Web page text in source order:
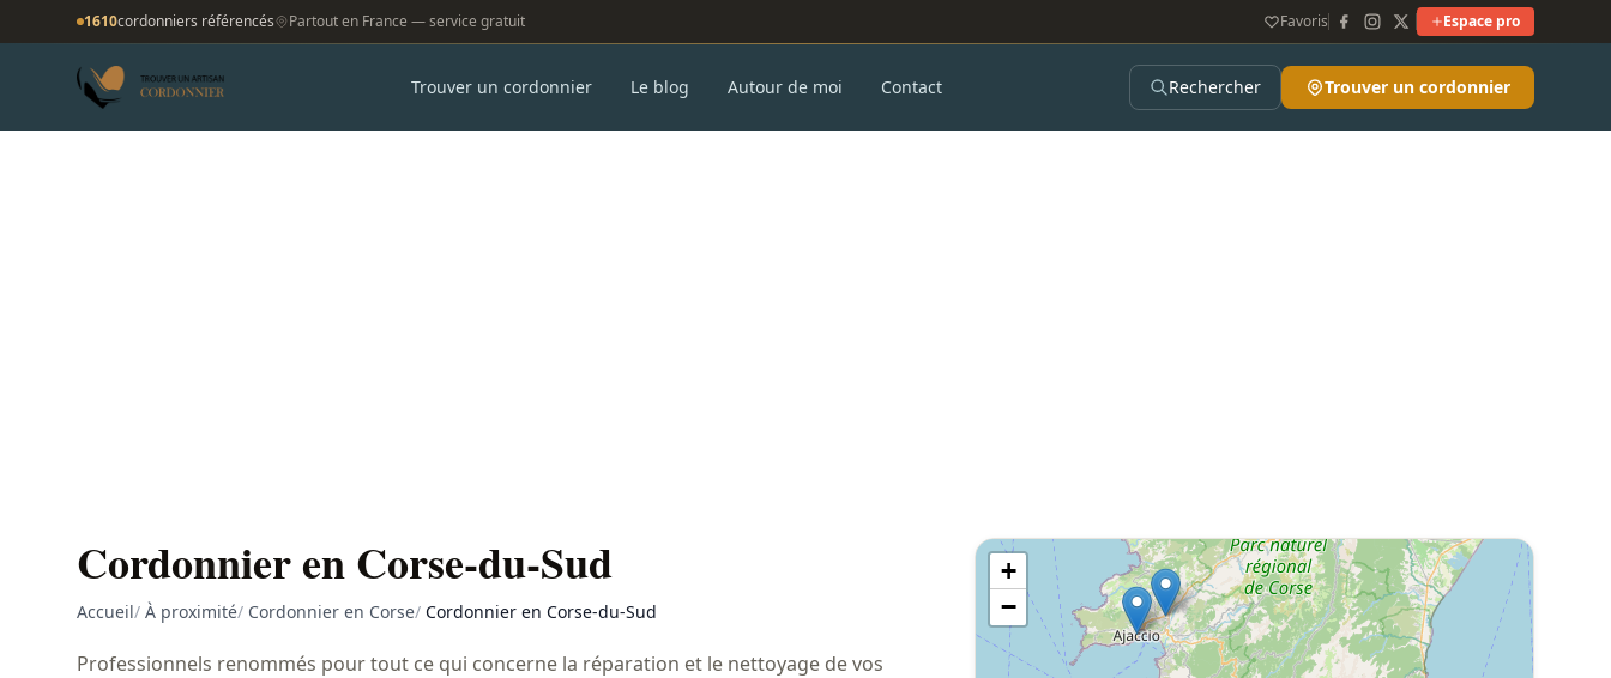
1610cordonniers référencés Partout en France — service gratuit Favoris Espace pro
Trouver un cordonnier Le blog Autour de moi Contact Rechercher Trouver un cordonnier
Cordonnier en Corse-du-Sud
Accueil/ À proximité/ Cordonnier en Corse/ Cordonnier en Corse-du-Sud
Professionnels renommés pour tout ce qui concerne la réparation et le nettoyage de vos
+
−